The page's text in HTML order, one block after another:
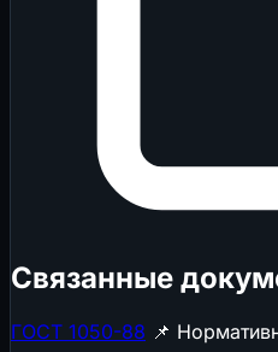
Связанные
ГОСТ 1050-88 📌